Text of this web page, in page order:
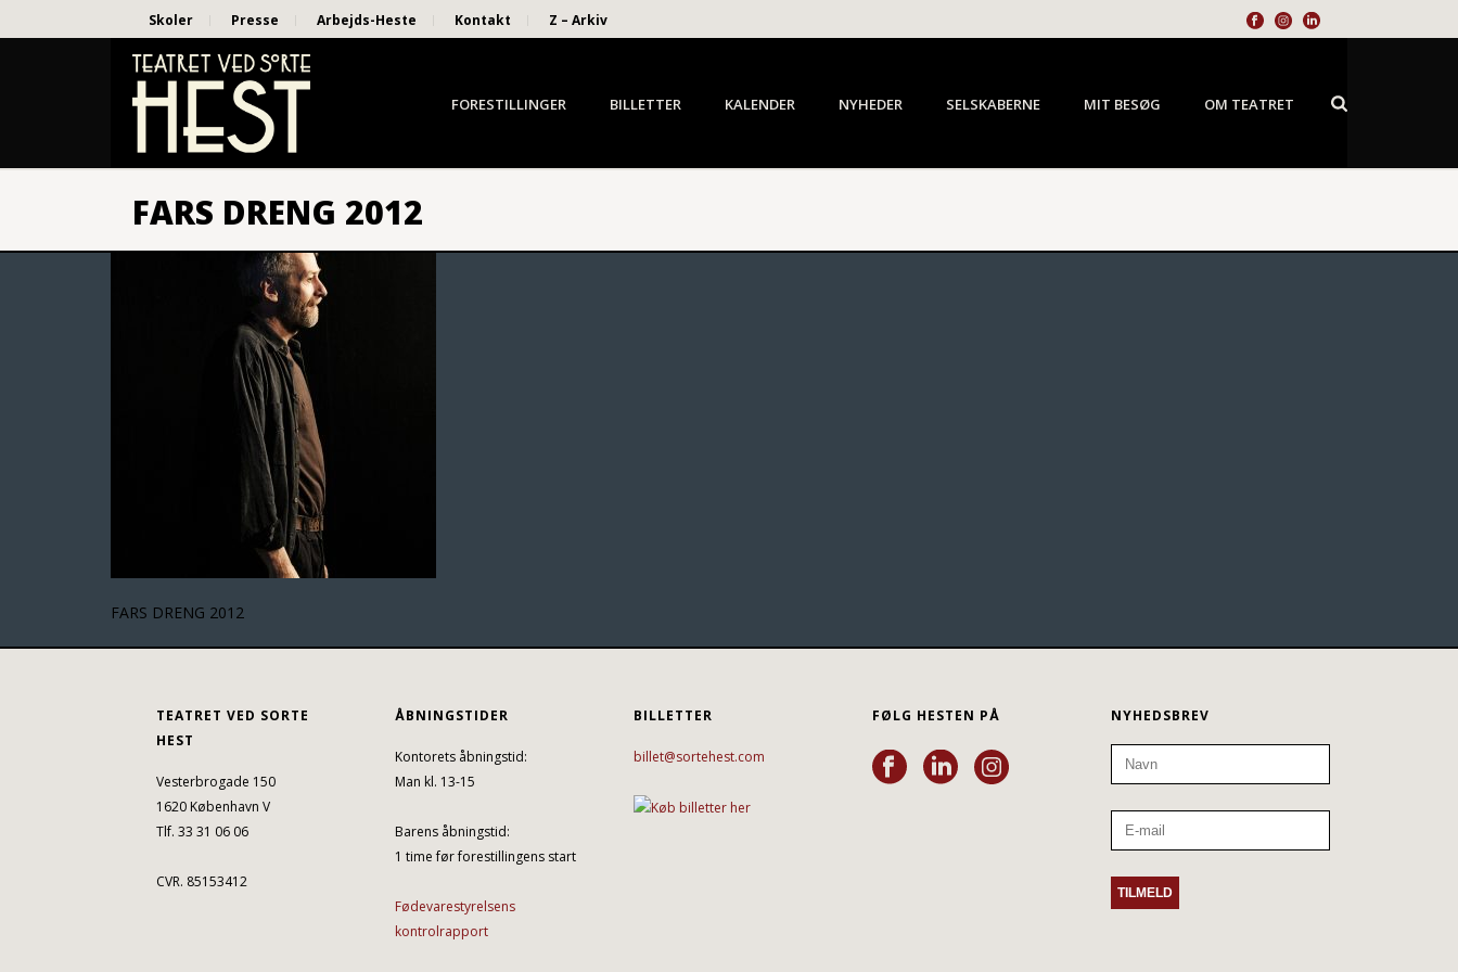
Skoler Presse Arbejds-Heste Kontakt Z – Arkiv
FORESTILLINGER BILLETTER KALENDER NYHEDER SELSKABERNE MIT BESØG OM TEATRET
FARS DRENG 2012
FARS DRENG 2012
TEATRET VED SORTE
HEST
Vesterbrogade 150
1620 København V
Tlf. 33 31 06 06
CVR. 85153412
ÅBNINGSTIDER
Kontorets åbningstid:
Man kl. 13-15
Barens åbningstid:
1 time før forestillingens start
Fødevarestyrelsens
kontrolrapport
BILLETTER
billet@sortehest.com
FØLG HESTEN PÅ NYHEDSBREV